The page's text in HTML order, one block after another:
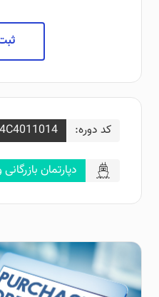
کد دوره:
دپارتمان